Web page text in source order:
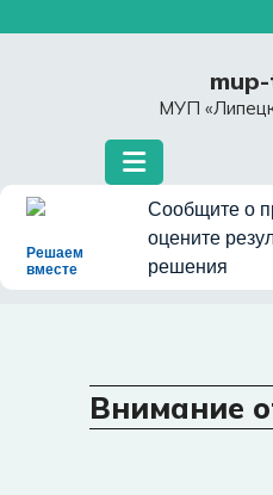
МУП
Решаем
вместе
Сообщите о
оцените
решения
Внимание